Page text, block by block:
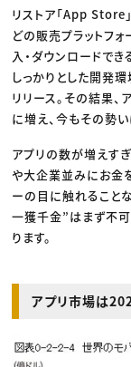
リストア「App
どの販売プラットフ
入・ダウンロードでき
しっかりとした開発
リリース。その結果
に増え、今もその勢
アプリの数が増えす
や大企業並みにお金
ーの目に触れること
一獲千金”はまず不可
ります。
アプリ市場は